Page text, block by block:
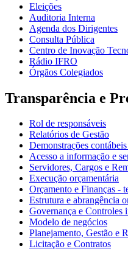
Eleições
Auditoria Interna
Agenda dos Dirigentes
Consulta Pública
Centro de Inovação
Rádio IFRO
Órgãos Colegiados
Transparência e
Rol de responsáveis
Relatórios de Gestão
Demonstrações
Acesso a informação e
Servidores, Cargos e
Execução orçamentária
Orçamento e Finanças -
Estrutura e abrangência
Governança e Controles
Modelo de negócios
Planejamento, Gestão e
Licitação e Contratos